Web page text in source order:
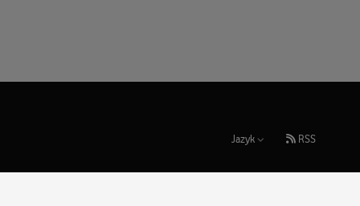
Jazyk RSS